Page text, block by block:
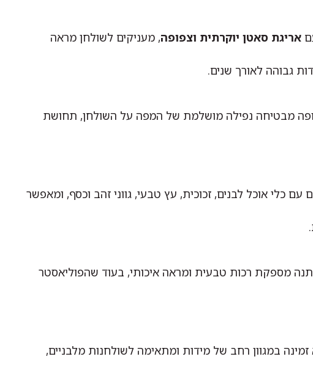
אריגת סאטן יוקרתית וצפופה, מעניקים לשולחן מראה
גבוהה לאורך שנים.
מבטיחה נפילה מושלמת של המפה על השולחן, תחושת
כלי אוכל לבנים, זכוכית, עץ טבעי, גווני זהב וכסף, ומאפשר
מספקת רכות טבעית ומראה איכותי, בעוד שהפוליאסטר
במגוון רחב של מידות ומתאימה לשולחנות מלבניים,